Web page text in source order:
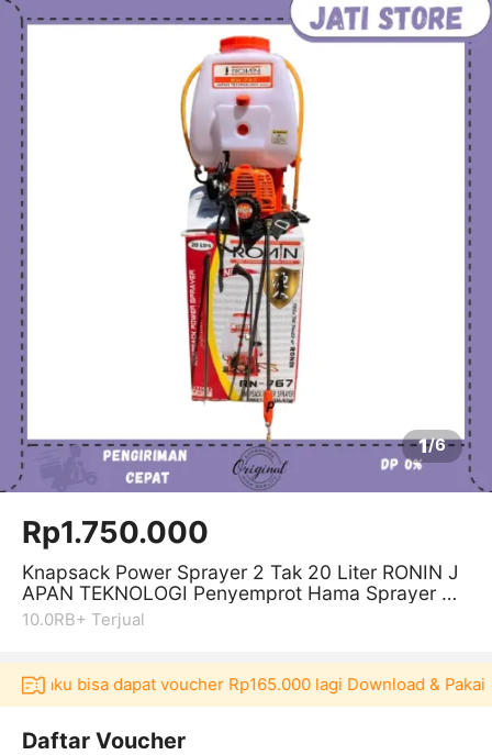
1/6
Rp1.750.000
Knapsack Power Sprayer 2 Tak 20 Liter RONIN J
APAN TEKNOLOGI Penyemprot Hama Sprayer Ge
ndong Mesin Power Sprayer
10.0RB+ Terjual
bisa dapat voucher Rp165.000 lagi Download & Pakai！
Daftar Voucher